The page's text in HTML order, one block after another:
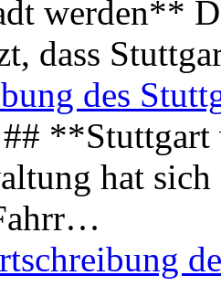
werden**
dass
des
**Stuttgart
hat